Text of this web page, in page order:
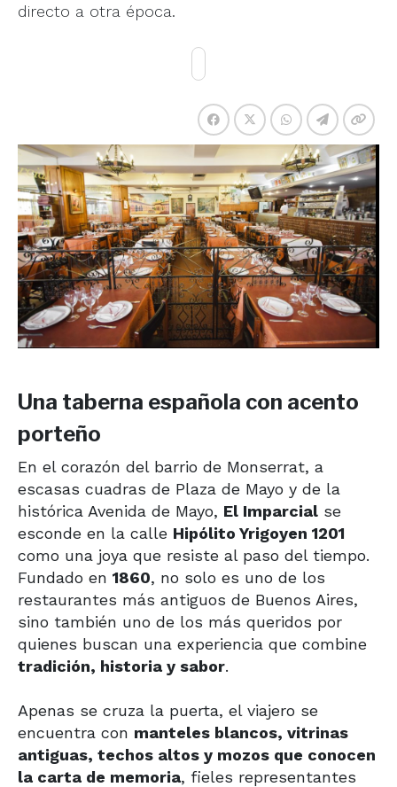
directo a otra época.
Una taberna española con acento
porteño
En el corazón del barrio de Monserrat, a
escasas cuadras de Plaza de Mayo y de la
histórica Avenida de Mayo, El Imparcial se
esconde en la calle Hipólito Yrigoyen 1201
como una joya que resiste al paso del tiempo.
Fundado en 1860, no solo es uno de los
restaurantes más antiguos de Buenos Aires,
sino también uno de los más queridos por
quienes buscan una experiencia que combine
tradición, historia y sabor.
Apenas se cruza la puerta, el viajero se
encuentra con manteles blancos, vitrinas
antiguas, techos altos y mozos que conocen
la carta de memoria, fieles representantes